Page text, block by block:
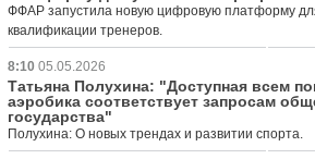
ФФАР запустила новую цифровую платформу
квалификации тренеров.
8:10 05.05.2026
Татьяна Полухина: "Доступная всем
аэробика соответствует запросам
государства"
Полухина: О новых трендах и развитии спорта.